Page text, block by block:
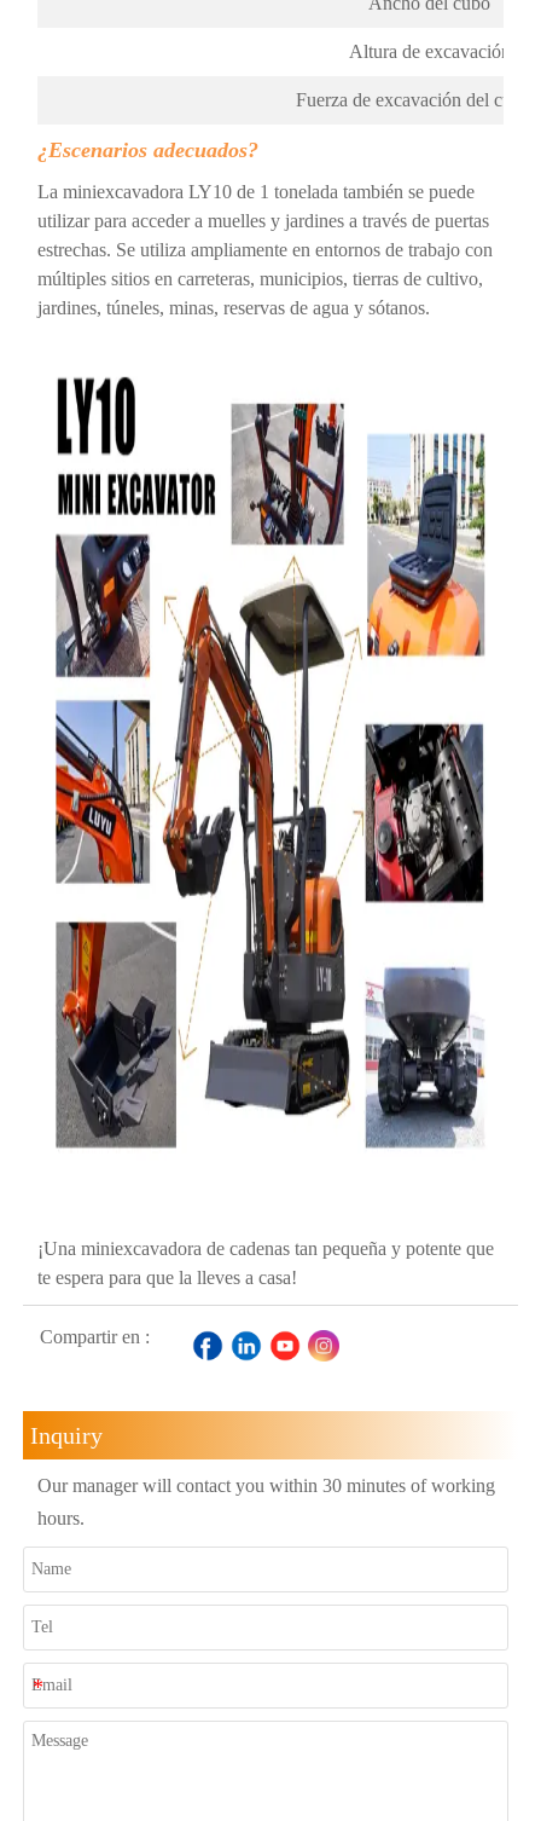
Altura de excavación
Fuerza de excavación del
¿Escenarios adecuados?
La miniexcavadora LY10 de 1 tonelada también se puede
utilizar para acceder a muelles y jardines a través de puertas
estrechas. Se utiliza ampliamente en entornos de trabajo con
múltiples sitios en carreteras, municipios, tierras de cultivo,
jardines, túneles, minas, reservas de agua y sótanos.
¡Una miniexcavadora de cadenas tan pequeña y potente que
te espera para que la lleves a casa!
Compartir en :
Inquiry
Our manager will contact you within 30 minutes of working
hours.